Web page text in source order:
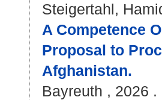
Steigertahl,
A Competence
Proposal to
Afghanistan.
Bayreuth , 2026 .